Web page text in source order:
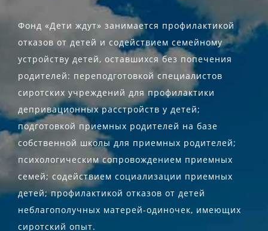
Фонд «Дети ждут» занимается профилактикой
отказов от детей и содействием семейному
устройству детей, оставшихся без попечения
родителей: переподготовкой специалистов
сиротских учреждений для профилактики
депривационных расстройств у детей;
подготовкой приемных родителей на базе
собственной школы для приемных родителей;
психологическим сопровождением приемных
семей; содействием социализации приемных
детей; профилактикой отказов от детей
неблагополучных матерей-одиночек, имеющих
сиротский опыт.